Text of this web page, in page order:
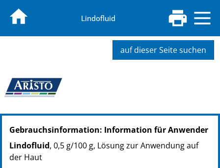
Lindofluid
auf dieser Seite suchen
PZN: 00422534
PPN: 110042253400
PZN: 00422540
PPN: 110042254063
Gebrauchsinformation: Information für Anwender
Lindofluid, 0,5 g/100 g, Lösung zur Anwendung auf
der Haut